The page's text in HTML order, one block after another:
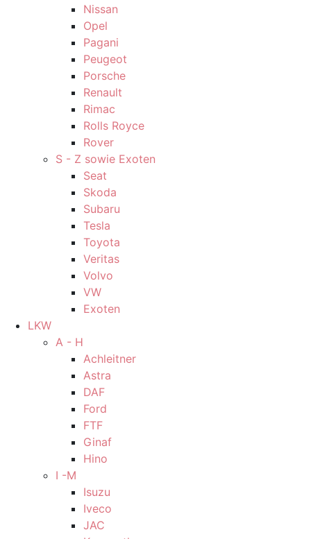
Nissan
Opel
Pagani
Peugeot
Porsche
Renault
Rimac
Rolls Royce
Rover
S - Z sowie Exoten
Seat
Skoda
Subaru
Tesla
Toyota
Veritas
Volvo
VW
Exoten
LKW
A - H
Achleitner
Astra
DAF
Ford
FTF
Ginaf
Hino
I -M
Isuzu
Iveco
JAC